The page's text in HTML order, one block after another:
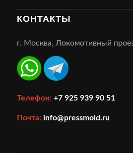
КОНТАКТЫ
г. Москва, Локомотивный
Телефон: +7 925 939 90 51
Почта: info@pressmold.ru